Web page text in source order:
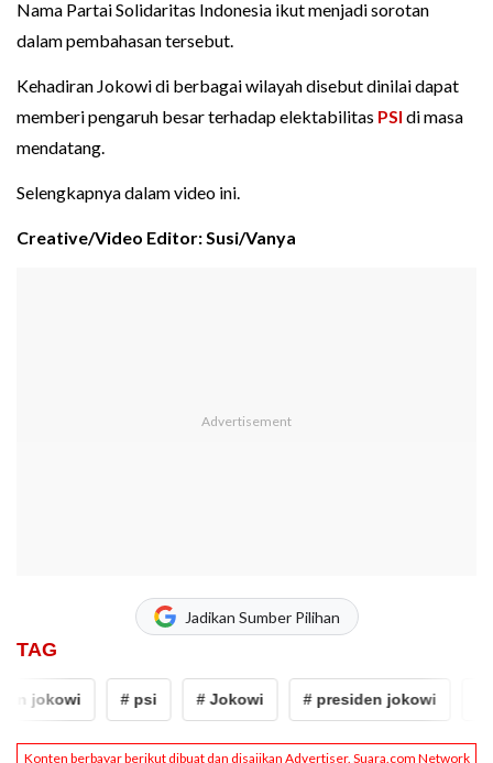
Nama Partai Solidaritas Indonesia ikut menjadi sorotan
dalam pembahasan tersebut.
Kehadiran Jokowi di berbagai wilayah disebut dinilai dapat
memberi pengaruh besar terhadap elektabilitas PSI di masa
mendatang.
Selengkapnya dalam video ini.
Creative/Video Editor: Susi/Vanya
Jadikan Sumber Pilihan
TAG
jokowi # psi # Jokowi # presiden jokowi